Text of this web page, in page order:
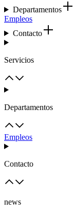
Departamentos
Empleos
Contacto
Servicios
Departamentos
Empleos
Contacto
news